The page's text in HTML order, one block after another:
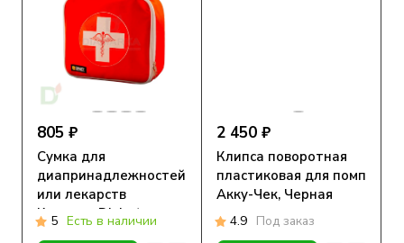
805 ₽
Сумка для
диапринадлежностей
или лекарств
Красная, Diabet-
aksessuar
5 Есть в наличии
2 450 ₽
Клипса поворотная
пластиковая для помп
Акку-Чек, Черная
4.9 Под заказ